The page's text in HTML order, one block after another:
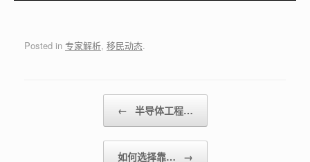
Posted in 专家解析, 移民动态.
← 半导体工程…
如何选择靠… →